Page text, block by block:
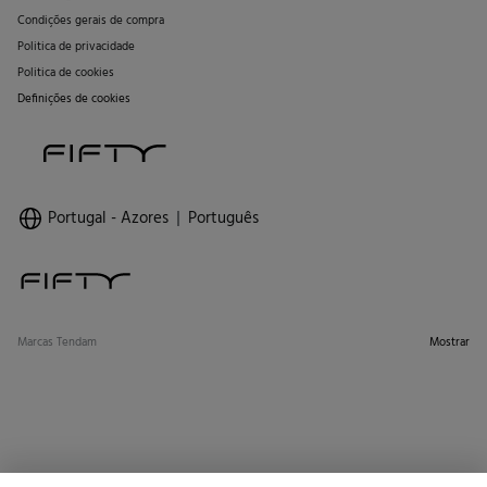
Condições gerais de compra
Politica de privacidade
Politica de cookies
Definições de cookies
Portugal - Azores Português
Marcas Tendam Mostrar